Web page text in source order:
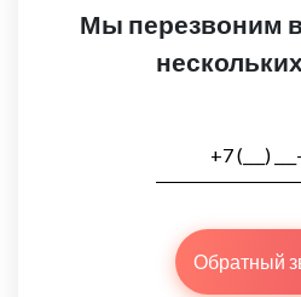
Мы перезвоним
Обратный